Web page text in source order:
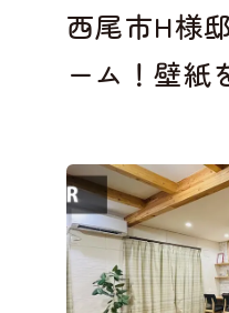
西尾市H様
ーム！壁紙